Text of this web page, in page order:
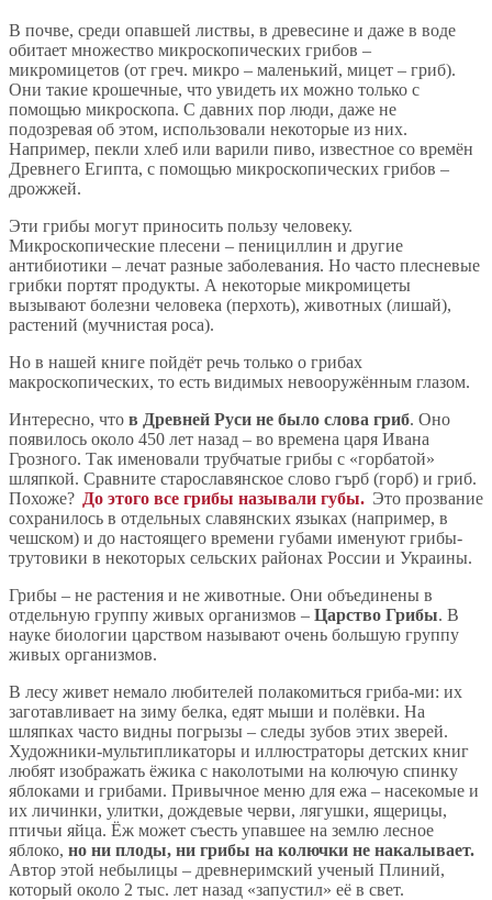
В почве, среди опавшей листвы, в древесине и даже в воде
обитает множество микроскопических грибов –
микромицетов (от греч. микро – маленький, мицет – гриб).
Они такие крошечные, что увидеть их можно только с
помощью микроскопа. С давних пор люди, даже не
подозревая об этом, использовали некоторые из них.
Например, пекли хлеб или варили пиво, известное со времён
Древнего Египта, с помощью микроскопических грибов –
дрожжей.
Эти грибы могут приносить пользу человеку.
Микроскопические плесени – пенициллин и другие
антибиотики – лечат разные заболевания. Но часто плесневые
грибки портят продукты. А некоторые микромицеты
вызывают болезни человека (перхоть), животных (лишай),
растений (мучнистая роса).
Но в нашей книге пойдёт речь только о грибах
макроскопических, то есть видимых невооружённым глазом.
Интересно, что в Древней Руси не было слова гриб. Оно
появилось около 450 лет назад – во времена царя Ивана
Грозного. Так именовали трубчатые грибы с «горбатой»
шляпкой. Сравните старославянское слово гърб (горб) и гриб.
Похоже? До этого все грибы называли губы. Это прозвание
сохранилось в отдельных славянских языках (например, в
чешском) и до настоящего времени губами именуют грибы-
трутовики в некоторых сельских районах России и Украины.
Грибы – не растения и не животные. Они объединены в
отдельную группу живых организмов – Царство Грибы. В
науке биологии царством называют очень большую группу
живых организмов.
В лесу живет немало любителей полакомиться гриба-ми: их
заготавливает на зиму белка, едят мыши и полёвки. На
шляпках часто видны погрызы – следы зубов этих зверей.
Художники-мультипликаторы и иллюстраторы детских книг
любят изображать ёжика с наколотыми на колючую спинку
яблоками и грибами. Привычное меню для ежа – насекомые и
их личинки, улитки, дождевые черви, лягушки, ящерицы,
птичьи яйца. Ёж может съесть упавшее на землю лесное
яблоко, но ни плоды, ни грибы на колючки не накалывает.
Автор этой небылицы – древнеримский ученый Плиний,
который около 2 тыс. лет назад «запустил» её в свет.